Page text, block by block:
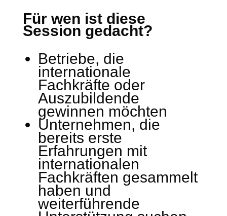
Für wen ist diese
Session gedacht?
Betriebe, die
internationale
Fachkräfte oder
Auszubildende
gewinnen möchten
Unternehmen, die
bereits erste
Erfahrungen mit
internationalen
Fachkräften gesammelt
haben und
weiterführende